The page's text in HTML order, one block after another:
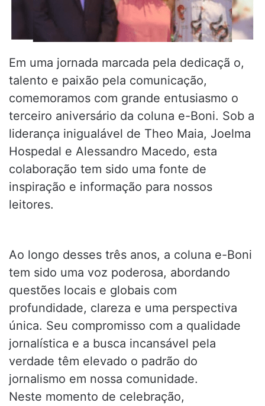
Em uma jornada marcada pela dedicaçã o,
talento e paixão pela comunicação,
comemoramos com grande entusiasmo o
terceiro aniversário da coluna e-Boni. Sob a
liderança inigualável de Theo Maia, Joelma
Hospedal e Alessandro Macedo, esta
colaboração tem sido uma fonte de
inspiração e informação para nossos
leitores.
Ao longo desses três anos, a coluna e-Boni
tem sido uma voz poderosa, abordando
questões locais e globais com
profundidade, clareza e uma perspectiva
única. Seu compromisso com a qualidade
jornalística e a busca incansável pela
verdade têm elevado o padrão do
jornalismo em nossa comunidade.
Neste momento de celebração,